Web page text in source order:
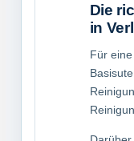
Die
in
Für